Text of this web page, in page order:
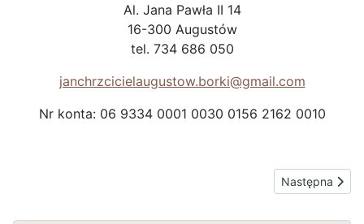
Al. Jana Pawła II 14
16-300 Augustów
tel. 734 686 050
janchrzcicielaugustow.borki@gmail.com
Nr konta: 06 9334 0001 0030 0156 2162 0010
Następna
Następna